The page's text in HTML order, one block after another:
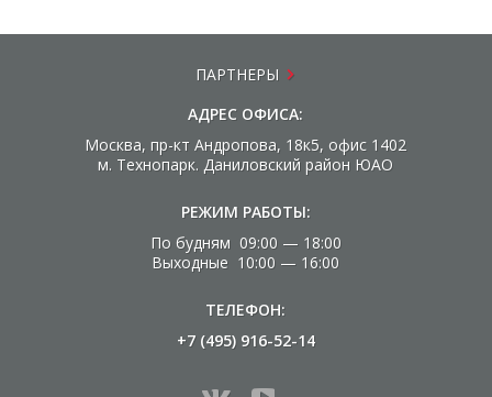
ПАРТНЕРЫ
АДРЕС ОФИСА:
Москва, пр-кт Андропова, 18к5, офис 1402
м. Технопарк. Даниловский район ЮАО
РЕЖИМ РАБОТЫ:
По будням 09:00 — 18:00
Выходные 10:00 — 16:00
ТЕЛЕФОН:
+7 (495) 916-52-14